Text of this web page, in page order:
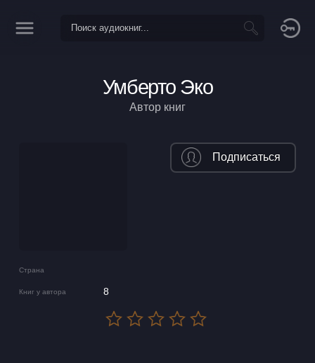
Умберто Эко
Автор книг
Страна
Книг у автора 8
Подписаться